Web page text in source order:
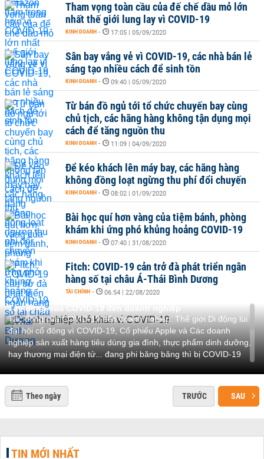
Tham vọng toàn cầu của đế chế dầu mỏ lớn
nhất thế giới lung lay vì COVID-19
KINH DOANH - 17:05 | 05/09/2020
Sân bay vắng vẻ vì COVID-19, các nhà bán lẻ
sáng tạo nhiều cách để sinh tồn
KINH DOANH - 09:40 | 05/09/2020
Từ bán đồ ngủ tới tổ chức chuyến bay cùng
chủ tịch, các hãng hàng không tận dụng mọi
cách để tăng nguồn thu
KINH DOANH - 11:09 | 04/09/2020
Để kéo khách lên máy bay, các hãng hàng
không đồng loạt ngừng thu phí đổi chuyến
KINH DOANH - 08:02 | 01/09/2020
Bài học quí hơn vàng của tiệm bánh, phòng
khám khi ứng phó khủng hoảng COVID-19
KINH DOANH - 07:40 | 31/08/2020
Fitch: COVID-19 cản trở đà phát triển ngân
hàng số tại châu Á-Thái Bình Dương
TÀI CHÍNH - 06:54 | 22/08/2020
Tác động của COVID-19 đến doanh nghiệp
Tác động của COVID-19 đến doanh nghiệp: Thế giới Di động lùi
đại hội cổ đông vì COVID-19, Cổ phiếu Apple và Các doanh
nghiệp sản xuất hàng tiêu dùng gia đình, thực phẩm dinh dưỡng,
hay thương mại điện tử... đang phi băng băng thì bị COVID-19
góp phần ổn định kinh tế vĩ mô.
Xem thêm:Diễn biến dịch virus carona (Covid-19)
Theo ngày TRƯỚC SAU
TIN MỚI NHẤT